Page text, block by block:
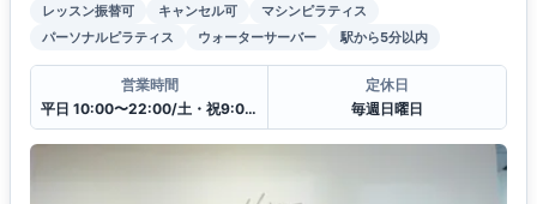
レッスン振替可 キャンセル可
マシンピラティス
パーソナルピラティス
ウォーターサーバー 駅から5分以内
営業時間
平日 10:00〜22:00/土・祝9:00〜19:00
定休日
毎週日曜日